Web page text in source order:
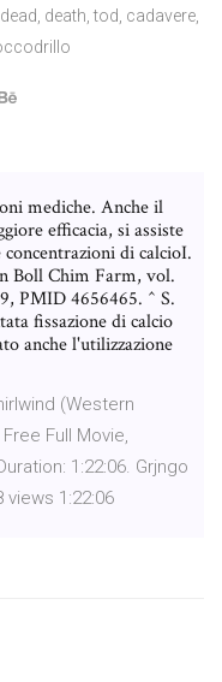
death, tod, cadavere,
mediche. Anche il
efficacia, si assiste
di calcioI.
Boll Chim Farm, vol.
PMID 4656465. ^ S.
fissazione di calcio
anche l'utilizzazione
(Western
Full Movie,
1:22:06. Grjngo
views 1:22:06